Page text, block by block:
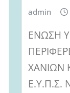
admin
ΕΝΩΣΗ
ΧΑΝΙΩΝ
Ε.Υ.Π.Σ.